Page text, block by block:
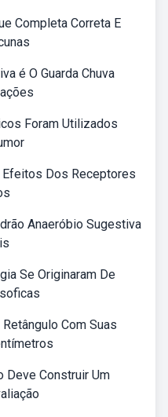
Completa Correta E
é O Guarda Chuva
Foram Utilizados
Dos Receptores
Anaeróbio Sugestiva
Se Originaram De
Com Suas
Deve Construir Um